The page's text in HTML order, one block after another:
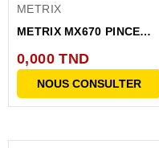
METRIX
METRIX MX670 PINCE
AFFICHEUR...
0,000 TND
NOUS CONSULTER